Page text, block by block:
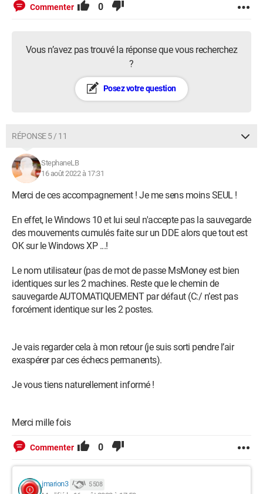
Commenter 0
Vous n’avez pas trouvé la réponse que vous recherchez
?
Posez votre question
RÉPONSE 5 / 11
StephaneLB
16 août 2022 à 17:31
Merci de ces accompagnement ! Je me sens moins SEUL !
En effet, le Windows 10 et lui seul n'accepte pas la sauvegarde
des mouvements cumulés faite sur un DDE alors que tout est
OK sur le Windows XP ...!
Le nom utilisateur (pas de mot de passe MsMoney est bien
identiques sur les 2 machines. Reste que le chemin de
sauvegarde AUTOMATIQUEMENT par défaut (C:/ n’est pas
forcément identique sur les 2 postes.
Je vais regarder cela à mon retour (je suis sorti pendre l’air
exaspérer par ces échecs permanents).
Je vous tiens naturellement informé !
Merci mille fois
Commenter 0
jmarion3 5 508